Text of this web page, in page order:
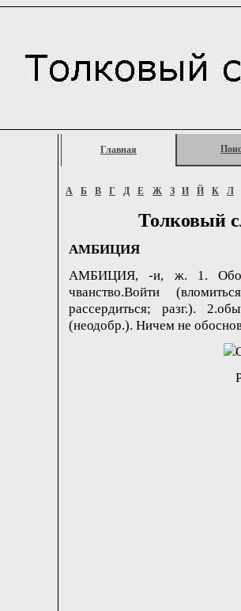
Главная
А Б В Г Д Е Ж З И Й К Л
Толковый
АМБИЦИЯ
АМБИЦИЯ, -и, ж. 1.
чванство.Войти
рассердиться; разг.).
(неодобр.). Ничем не